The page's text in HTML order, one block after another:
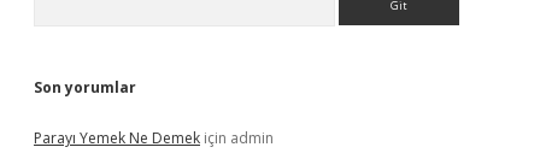
Son yorumlar
Parayı Yemek Ne Demek için admin